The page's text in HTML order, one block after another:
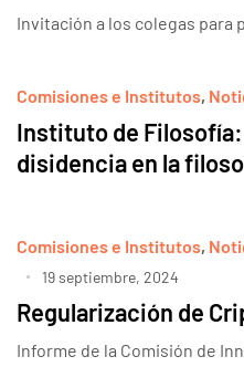
Invitación a los colegas para
Comisiones e Institutos,
Instituto de Filosofía:
disidencia en la
Comisiones e Institutos,
19 septiembre, 2024
Regularización de
Informe de la Comisión de